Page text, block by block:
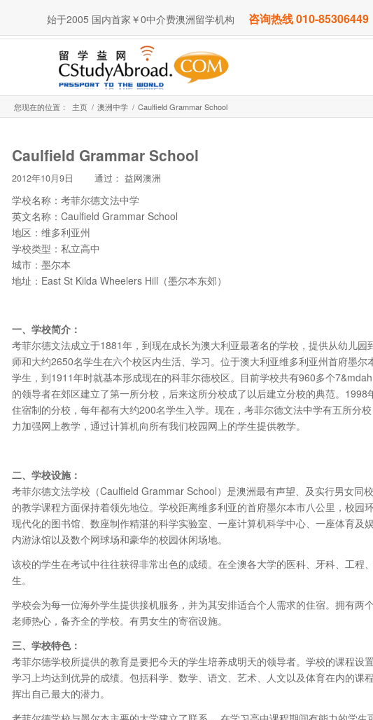
始于2005 国内首家￥0中介费澳洲留学机构 咨询热线 010-85306449
您现在的位置： 主页 / 澳洲中学 / Caulfield Grammar School
Caulfield Grammar School
2012年10月9日 通过： 益网澳洲
学校名称：考菲尔德文法中学
英文名称：Caulfield Grammar School
地区：维多利亚州
学校类型：私立高中
城市：墨尔本
地址：East St Kilda Wheelers Hill（墨尔本东郊）
一、学校简介：
考菲尔德文法成立于1881年，到现在成长为澳大利亚最著名的学校，提供从幼儿
师和大约2650名学生在六个校区内生活、学习。位于澳大利亚维多利亚州首府墨
学生，到1911年时就基本形成现在的科菲尔德校区。目前学校共有960多个
的领导者在郊区建立了第一所分校，后来这所分校成了以后建立分校的典范。
住宿制的分校，每年都有大约200名学生入学。现在，考菲尔德文法中学有五所分
力加强网上教学，通过计算机向所有我们校园网上的学生提供教学。
二、学校设施：
考菲尔德文法学校（Caulfield Grammar School）是澳洲最有声望、及实行男女同
的教学课程方面保持着领先地位。学校距离维多利亚的首府墨尔本市八公里，校园
现代化的图书馆、数座制作精湛的科学实验室、一座计算机科学中心、一座体育及
内游泳馆以及数个网球场和豪华的校园休闲场地。
该校的学生在考试中往往获得非常出色的成绩。在全澳各大学的医科、牙科、工程
生。
学校会为每一位海外学生提供接机服务，并为其安排适合个人需求的住宿。拥有两
老师热心，备齐全的学校。有男女生的寄宿设施。
三、学校特色：
考菲尔德学校所提供的教育是要把今天的学生培养成明天的领导者。学校的课程设
学习上均达到优异的成绩。包括科学、数学、语文、艺术、人文以及体育在内的课
挥出自己最大的潜力。